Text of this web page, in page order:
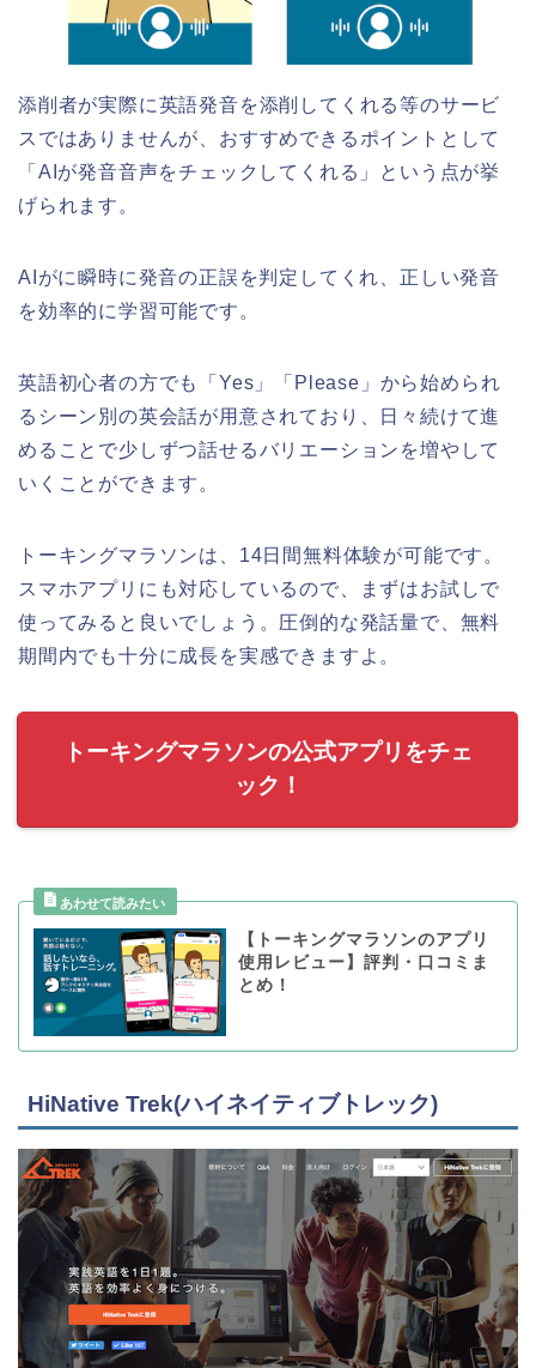
添削者が実際に英語発音を添削してくれる等のサービ
スではありませんが、おすすめできるポイントとして
「AIが発音音声をチェックしてくれる」という点が挙
げられます。
AIがに瞬時に発音の正誤を判定してくれ、正しい発音
を効率的に学習可能です。
英語初心者の方でも「Yes」「Please」から始められ
るシーン別の英会話が用意されており、日々続けて進
めることで少しずつ話せるバリエーションを増やして
いくことができます。
トーキングマラソンは、14日間無料体験が可能です。
スマホアプリにも対応しているので、まずはお試しで
使ってみると良いでしょう。圧倒的な発話量で、無料
期間内でも十分に成長を実感できますよ。
トーキングマラソンの公式アプリをチェ
ック！
【トーキングマラソンのアプリ
使用レビュー】評判・口コミま
とめ！
HiNative Trek(ハイネイティブトレック)